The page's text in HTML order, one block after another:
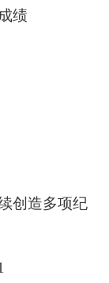
绩
创造多项纪